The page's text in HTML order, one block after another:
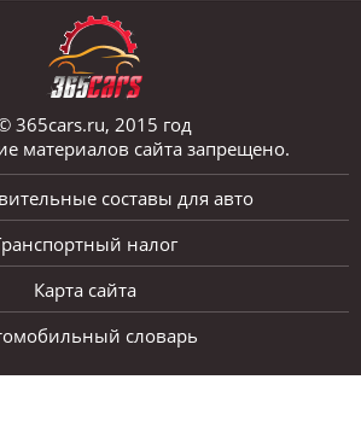
365cars.ru, 2015 год
материалов сайта запрещено.
составы для авто
налог
Карта сайта
словарь